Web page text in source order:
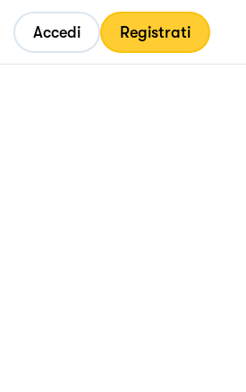
Accedi Registrati